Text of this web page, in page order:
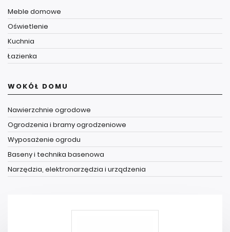
Meble domowe
Oświetlenie
Kuchnia
Łazienka
WOKÓŁ DOMU
Nawierzchnie ogrodowe
Ogrodzenia i bramy ogrodzeniowe
Wyposażenie ogrodu
Baseny i technika basenowa
Narzędzia, elektronarzędzia i urządzenia